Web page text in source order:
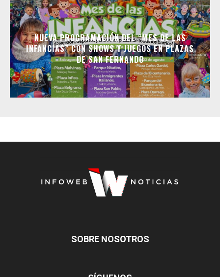
NUEVA PROGRAMACIÓN DEL “MES DE LAS
INFANCIAS” CON SHOWS Y JUEGOS EN PLAZAS
DE SAN FERNANDO
SOBRE NOSOTROS